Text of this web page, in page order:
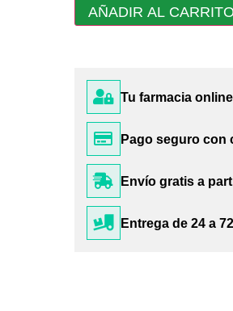
AÑADIR AL CARRITO
Tu farmacia
Pago seguro con
Envío gratis a
Entrega de 24 a